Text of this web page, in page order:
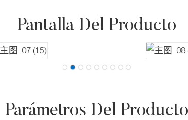
Pantalla Del Producto
Parámetros Del Producto